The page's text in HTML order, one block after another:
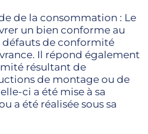
de la consommation : Le
un bien conforme au
de conformité
Il répond également
résultant de
de montage ou de
ci a été mise à sa
a été réalisée sous sa